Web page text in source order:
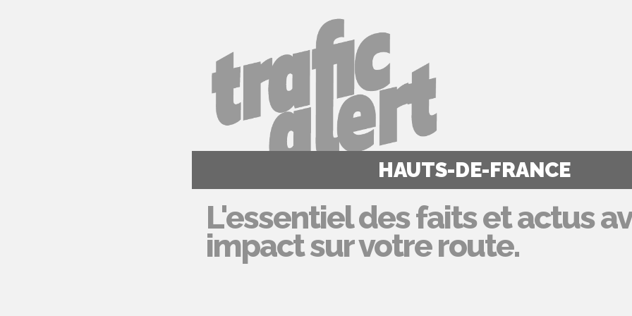
HAUTS-DE-FRANCE
L'essentiel des faits et actus
impact sur votre route.